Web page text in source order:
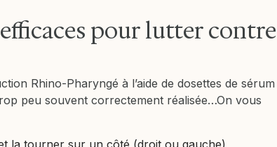
pour lutter contre
Rhino-Pharyngé à l’aide de dosettes de sérum
peu souvent correctement réalisée…On vous